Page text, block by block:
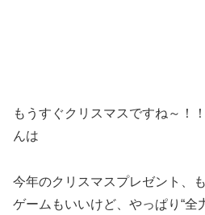
もうすぐクリスマスですね～！
んは
今年のクリスマスプレゼント、
ゲームもいいけど、やっぱり“全